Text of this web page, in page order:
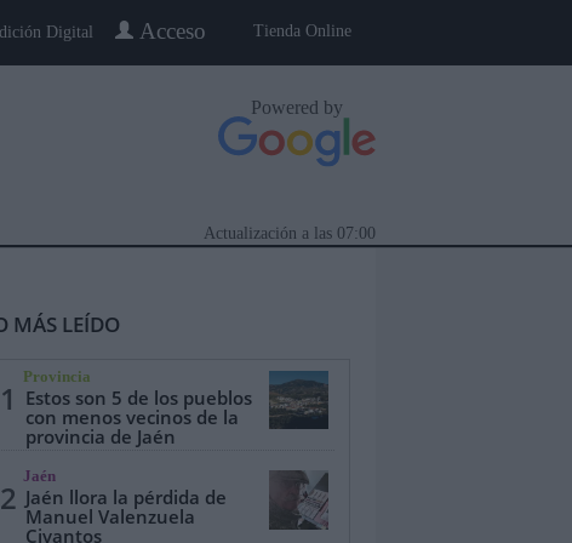
Tienda Online
Acceso
Digital
Powered by
07:00
Actualización a las
Pueblo a Pueblo Especiales
MÁS LEÍDO
1
Provincia
Estos son 5 de los pueblos
con menos vecinos de la
provincia de Jaén
2
Jaén
Jaén llora la pérdida de
Manuel Valenzuela
Civantos